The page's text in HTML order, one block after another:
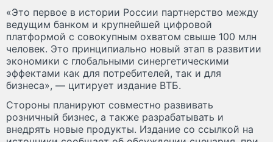
«Это первое в истории России партнерство между
ведущим банком и крупнейшей цифровой
платформой с совокупным охватом свыше 100 млн
человек. Это принципиально новый этап в развитии
экономики с глобальными синергетическими
эффектами как для потребителей, так и для
бизнеса», — цитирует издание ВТБ.
Стороны планируют совместно развивать
розничный бизнес, а также разрабатывать и
внедрять новые продукты. Издание со ссылкой на